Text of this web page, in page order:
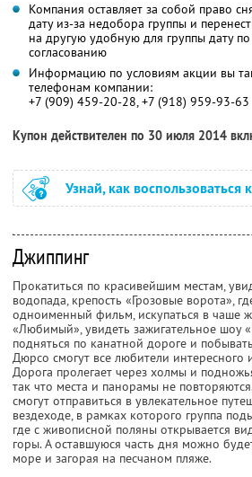
Компания оставляет за собой право
дату из-за недобора группы и
на другую удобную для группы дату
согласованию
Информацию по условиям акции вы
телефонам компании:
+7 (909) 459-20-28, +7 (918) 959-93-63
Купон действителен по 30 июля 2014
Узнай, как воспользоваться
Джиппинг
Прокатиться по красивейшим местам,
водопада, крепость «Грозовые ворота»,
одноименный фильм, искупаться в чаше
«Любимый», увидеть зажигательное шоу
подняться по канатной дороге и
Дюрсо смогут все любители интересного
Дорога пролегает через холмы и
так что места и панорамы не
смогут отправиться в увлекательное
вездеходе, в рамках которого группа
где с живописной поляны открывается
горы. А оставшуюся часть дня можно
море и загорая на песчаном пляже.